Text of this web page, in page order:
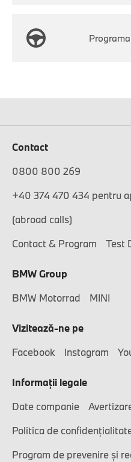
Contact
0800 800 269
+40 374 470 434 pentru
(abroad calls)
Contact & Program
Test
BMW Group
BMW Motorrad
MINI
Vizitează-ne pe
Facebook
Instagram
Informaţii legale
Date companie
Politica de
Program de prevenire și